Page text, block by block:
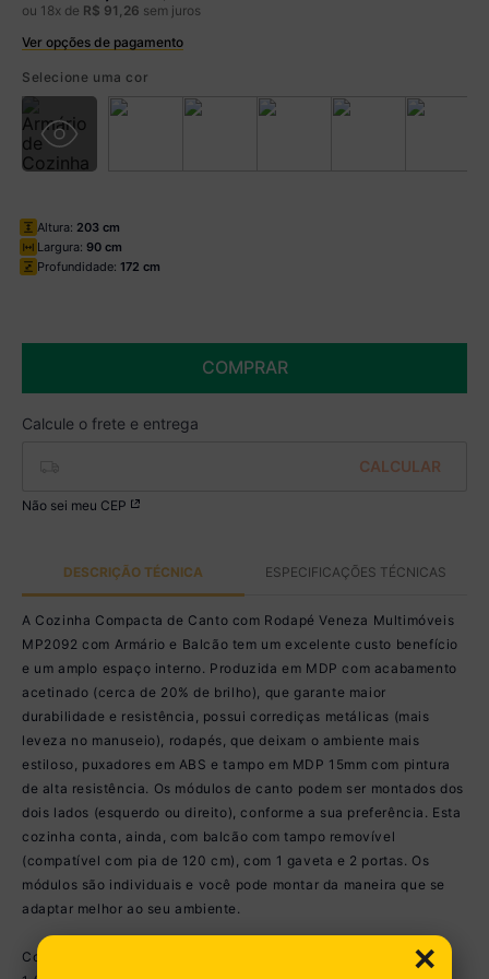
ou 18x de R$ 91 26 sem juros
Ver opções de pagamento
Boleto
R$ 1.358,49 à vista no Boleto
Você economiza
Selecione uma cor
Altura: 203 cm
Largura: 90 cm
Profundidade: 172 cm
COMPRAR
Não sei meu CEP
DESCRIÇÃO TÉCNICA ESPECIFICAÇÕES TÉCNICAS
A Cozinha Compacta de Canto com Rodapé Veneza Multimóveis
MP2092 com Armário e Balcão tem um excelente custo benefício
e um amplo espaço interno. Produzida em MDP com acabamento
acetinado (cerca de 20% de brilho), que garante maior
durabilidade e resistência, possui corrediças metálicas (mais
leveza no manuseio), rodapés, que deixam o ambiente mais
estiloso, puxadores em ABS e tampo em MDP 15mm com pintura
de alta resistência. Os módulos de canto podem ser montados dos
dois lados (esquerdo ou direito), conforme a sua preferência. Esta
cozinha conta, ainda, com balcão com tampo removível
(compatível com pia de 120 cm), com 1 gaveta e 2 portas. Os
módulos são individuais e você pode montar da maneira que se
adaptar melhor ao seu ambiente.
Conteúdo da Embalagem:
×